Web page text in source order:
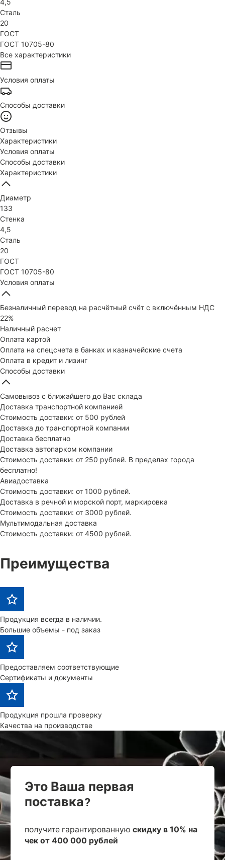
Сталь
20
ГОСТ
ГОСТ 10705-80
Все характеристики
Условия оплаты
Способы доставки
Отзывы
Характеристики
Условия оплаты
Способы доставки
Характеристики
Диаметр
133
Стенка
4,5
Сталь
20
ГОСТ
ГОСТ 10705-80
Условия оплаты
Безналичный перевод на расчётный счёт с включённым НДС
22%
Наличный расчет
Оплата картой
Оплата на спецсчета в банках и казначейские счета
Оплата в кредит и лизинг
Способы доставки
Самовывоз с ближайшего до Вас склада
Доставка транспортной компанией
Стоимость доставки: от 500 рублей
Доставка до транспортной компании
Доставка бесплатно
Доставка автопарком компании
Стоимость доставки: от 250 рублей. В пределах города
бесплатно!
Авиадоставка
Стоимость доставки: от 1000 рублей.
Доставка в речной и морской порт, маркировка
Стоимость доставки: от 3000 рублей.
Мультимодальная доставка
Стоимость доставки: от 4500 рублей.
Преимущества
Продукция всегда в наличии.
Большие объемы - под заказ
Предоставляем соответствующие
Сертификаты и документы
Продукция прошла проверку
Качества на производстве
Это Ваша первая
поставка?
получите гарантированную скидку в 10% на
чек от 400 000 рублей